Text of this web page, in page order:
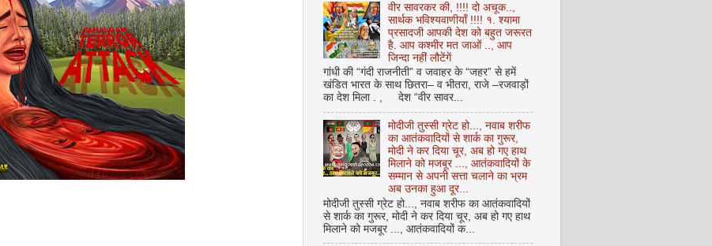
वीर सावरकर की, !!!! दो अचूक..,
सार्थक भविश्यवाणीयाँ !!!! १. श्यामा
प्रसादजी आपकी देश को बहुत जरूरत
है. आप कश्मीर मत जाओं .., आप
जिन्दा नहीं लौटेंगें
गांधी की “गंदी राजनीती” व जवाहर के “जहर” से हमें
खंडित भारत के साथ छितरा– व भीतरा, राजे –रजवाड़ों
का देश मिला . , देश “वीर सावर...
मोदीजी तुस्सी ग्रेट हो..., नवाब शरीफ
का आतंकवादियों से शार्क का गुरूर,
मोदी ने कर दिया चूर, अब हो गए हाथ
मिलाने को मजबूर ..., आतंकवादियों के
सम्मान से अपनी सत्ता चलाने का भ्रम
अब उनका हुआ दूर...
मोदीजी तुस्सी ग्रेट हो..., नवाब शरीफ का आतंकवादियों
से शार्क का गुरूर, मोदी ने कर दिया चूर, अब हो गए हाथ
मिलाने को मजबूर ..., आतंकवादियों क...